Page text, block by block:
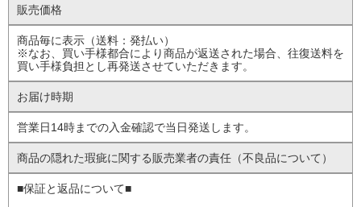
販売価格
商品毎に表示（送料：発払い）
※なお、買い手様都合により商品が返送された場合、往復送料を
買い手様負担とし再発送させていただきます。
お届け時期
営業日14時までの入金確認で当日発送します。
商品の隠れた瑕疵に関する販売業者の責任 （不良品について）
■保証と返品について■